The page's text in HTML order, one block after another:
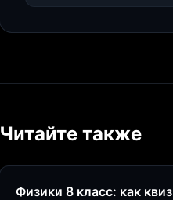
Читайте также
Физики 8 класс: как